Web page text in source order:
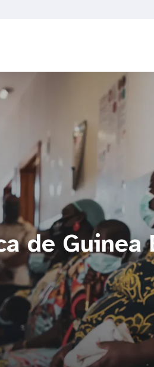
de Guinea